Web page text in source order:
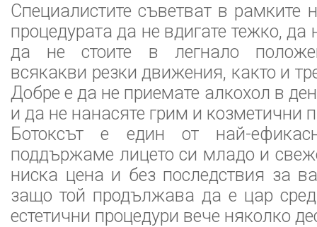
Специалистите съветват в рамките
процедурата да не вдигате тежко, да
да не стоите в легнало
всякакви резки движения, както и
Добре е да не приемате алкохол в
и да не нанасяте грим и козметични
Ботоксът е един от най-
поддържаме лицето си младо и
ниска цена и без последствия за
защо той продължава да е цар
естетични процедури вече няколко